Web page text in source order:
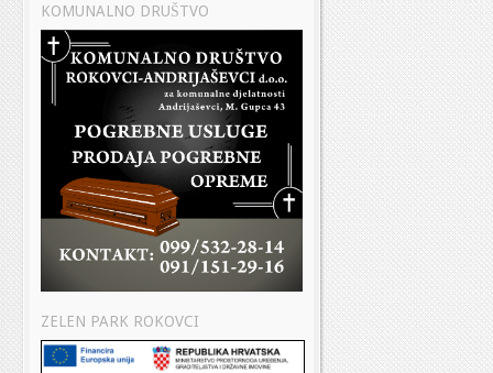
KOMUNALNO DRUŠTVO
ZELEN PARK ROKOVCI